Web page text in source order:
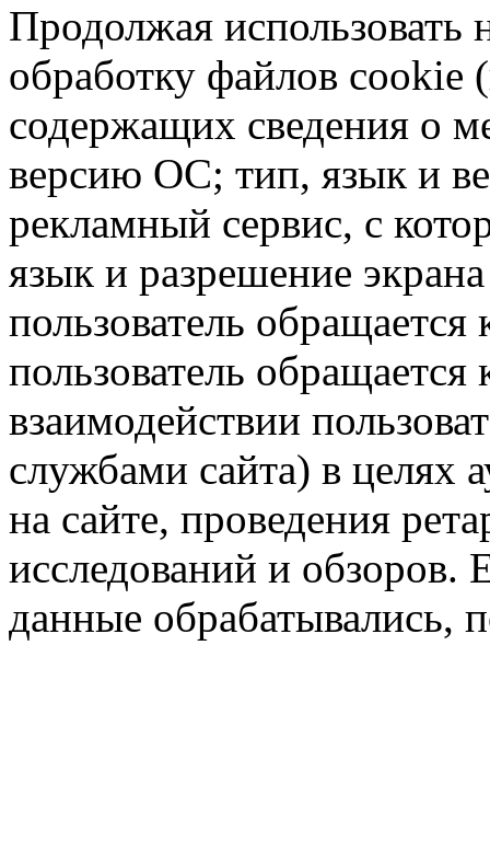
Продолжая использовать
обработку файлов cookie
содержащих сведения о
версию ОС; тип, язык и
рекламный сервис, с
язык и разрешение
пользователь обращается
пользователь обращается
взаимодействии
службами сайта) в целях
на сайте, проведения
исследований и обзоров.
данные обрабатывались,